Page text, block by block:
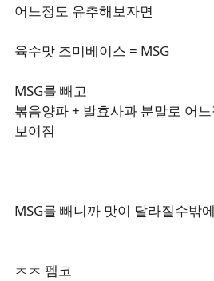
어느정도 유추해보자면
육수맛 조미베이스 = MSG
MSG를 빼고
볶음양파 + 발효사과 분말로 어
보여짐
MSG를 빼니까 맛이 달라질수밖
ㅊㅊ 펨코